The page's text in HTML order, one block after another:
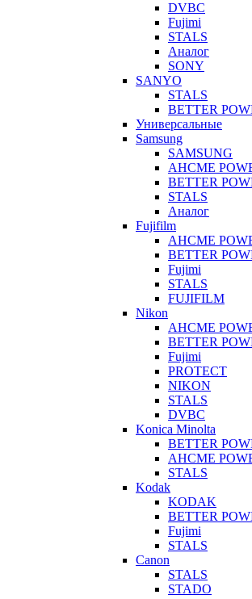
DVBC
Fujimi
STALS
Аналог
SONY
SANYO
STALS
BETTER
Универсальные
Samsung
SAMSUNG
AHCME
BETTER
STALS
Аналог
Fujifilm
AHCME
BETTER
Fujimi
STALS
FUJIFILM
Nikon
AHCME
BETTER
Fujimi
PROTECT
NIKON
STALS
DVBC
Konica Minolta
BETTER
AHCME
STALS
Kodak
KODAK
BETTER
Fujimi
STALS
Canon
STALS
STADO